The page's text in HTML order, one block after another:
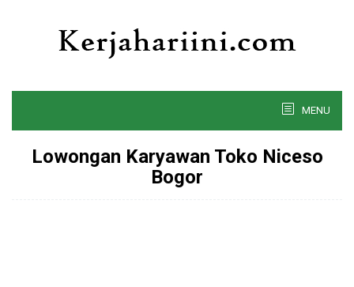
MENU
Lowongan Karyawan Toko Niceso
Bogor